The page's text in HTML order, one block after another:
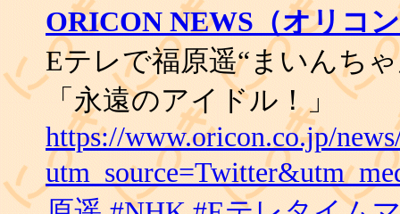
ORICON NEWS（オリコ
Eテレで福原遥“まいんち
「永遠のアイドル！」
https://www.oricon.co.jp/